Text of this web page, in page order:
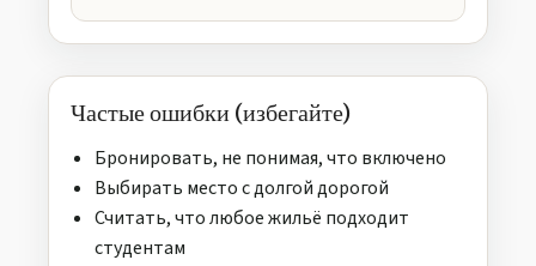
Частые ошибки (избегайте)
Бронировать, не понимая, что включено
Выбирать место с долгой дорогой
Считать, что любое жильё подходит
студентам